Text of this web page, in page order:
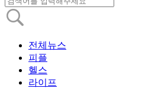
전체뉴스
피플
헬스
라이프